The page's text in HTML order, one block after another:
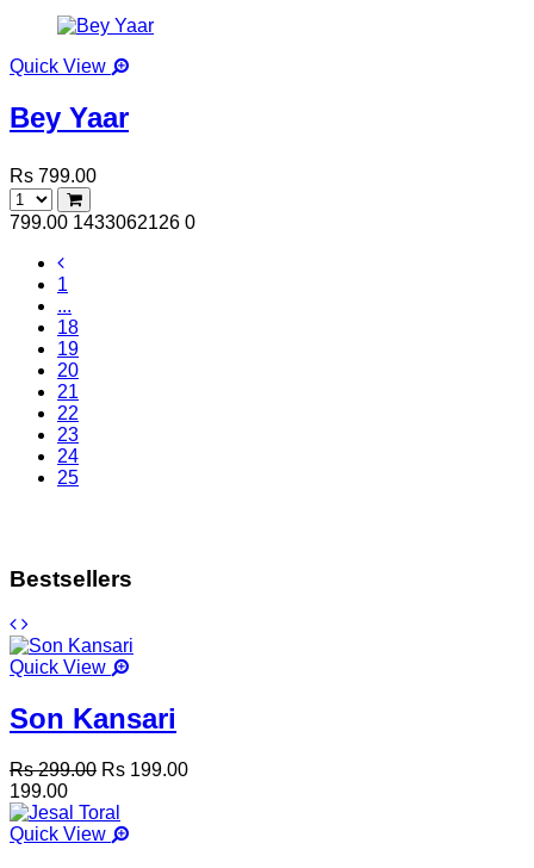
Quick View
Bey Yaar
Rs 799.00
799.00 1433062126 0
1
...
18
19
20
21
22
23
24
25
Bestsellers
Quick View
Son Kansari
Rs 299.00 Rs 199.00
199.00
Quick View